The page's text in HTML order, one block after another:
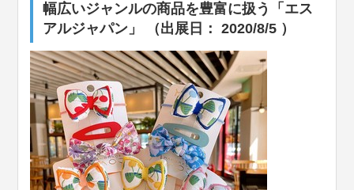
幅広いジャンルの商品を豊富に扱う「エス
アルジャパン」 （出展日： 2020/8/5 ）